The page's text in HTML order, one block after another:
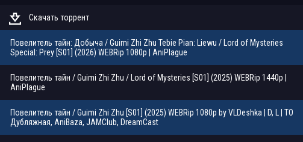
Скачать торрент
Повелитель тайн: Добыча / Guimi Zhi Zhu Tebie Pian: Liewu / Lord of Mysteries
Special: Prey [S01] (2026) WEBRip 1080p | AniPlague
Повелитель тайн / Guimi Zhi Zhu / Lord of Mysteries [S01] (2025) WEBRip 1440p |
AniPlague
Повелитель тайн / Guimi Zhi Zhu [S01] (2025) WEBRip 1080p by VLDeshka | D, L | ТО
Дубляжная, AniBaza, JAMClub, DreamCast